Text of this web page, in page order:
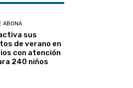
ABONA
sus
de verano en
con atención
240 niños